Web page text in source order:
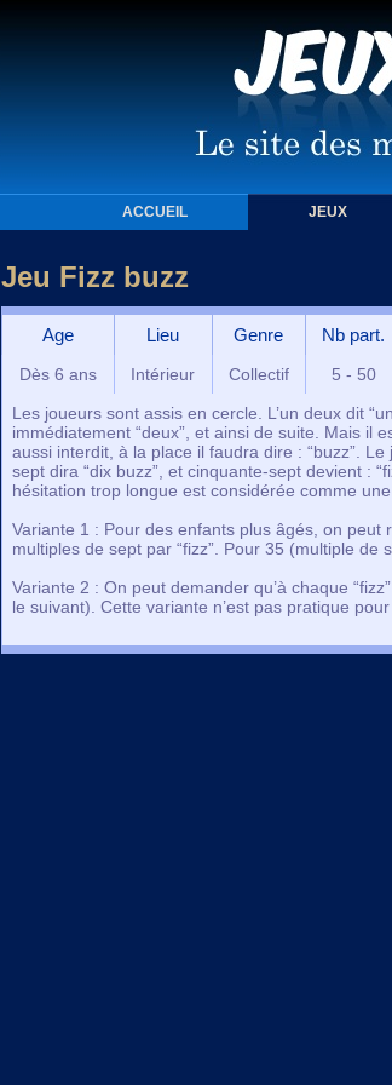
ACCUEIL JEUX
Jeu Fizz buzz
Age Lieu Genre Nb part.
Dès 6 ans Intérieur Collectif 5 - 50
Les joueurs sont assis en cercle. L’un deux dit
immédiatement “deux”, et ainsi de suite. Mais il
aussi interdit, à la place il faudra dire : “buzz”.
sept dira “dix buzz”, et cinquante-sept devient :
hésitation trop longue est considérée comme une
Variante 1 : Pour des enfants plus âgés, on peut
multiples de sept par “fizz”. Pour 35 (multiple de
Variante 2 : On peut demander qu’à chaque
le suivant). Cette variante n’est pas pratique